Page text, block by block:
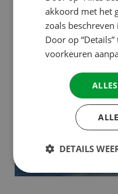
akkoord met het
zoals beschreven
Door op
voorkeuren
DETAILS